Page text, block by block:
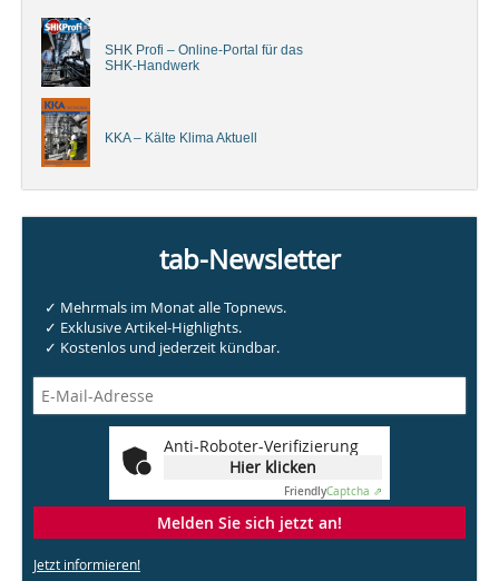
SHK Profi – Online-Portal für das
SHK-Handwerk
KKA – Kälte Klima Aktuell
tab-Newsletter
✓ Mehrmals im Monat alle Topnews.
✓ Exklusive Artikel-Highlights.
✓ Kostenlos und jederzeit kündbar.
Anti-Roboter-Verifizierung
Hier klicken
FriendlyCaptcha ⇗
Melden Sie sich jetzt an!
Jetzt informieren!